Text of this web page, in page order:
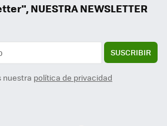
NUESTRA NEWSLETTER
SUSCRIBIR
nuestra política de privacidad